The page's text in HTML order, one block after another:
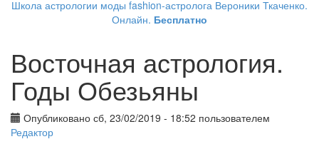
Школа астрологии моды fashion-астролога Вероники Ткаченко.
Онлайн. Бесплатно
Восточная астрология.
Годы Обезьяны
Опубликовано сб, 23/02/2019 - 18:52 пользователем
Редактор